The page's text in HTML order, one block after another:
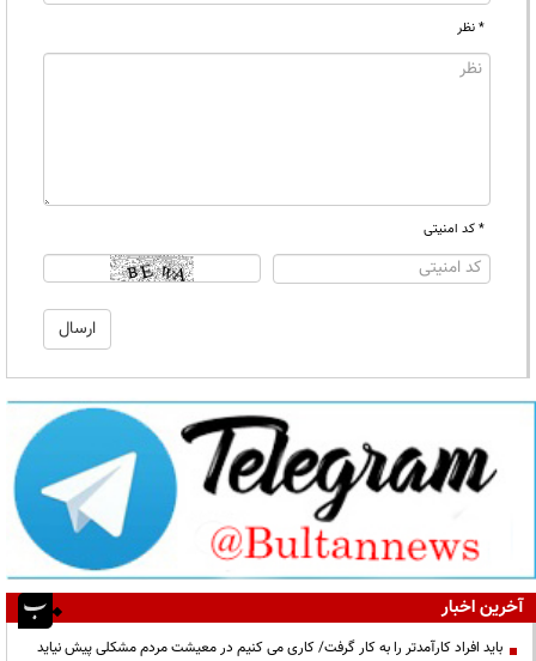
* نظر
* کد امنیتی
آخرین اخبار
باید افراد کارآمدتر را به کار گرفت/ کاری می کنیم در معیشت مردم مشکلی پیش نیاید